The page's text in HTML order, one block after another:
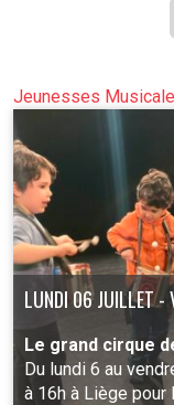
Jeunesses
LUNDI 06 JUILLET -
Le grand cirque
Du lundi 6 au
à 16h à Liège